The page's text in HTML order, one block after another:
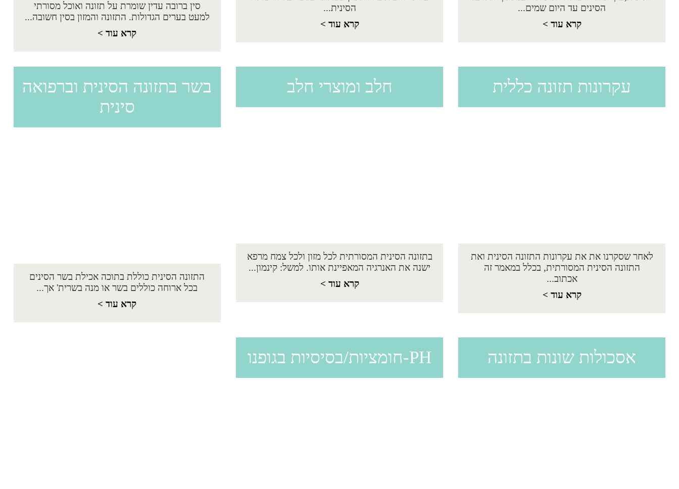
הסינים עד היום שמים...
קרא עוד >
הסינית...
קרא עוד >
סין ברובה עדין שומרת על תזונה ואוכל מסורתי
למעט בערים הגדולות. התזונה והמזון בסין חשובה...
קרא עוד >
עקרונות תזונה כללית
לאחר שסקרנו את את עקרונות התזונה הסינית ואת
התזונה הסינית המסורתית, בכלל במאמר זה
אכתוב...
קרא עוד >
חלב ומוצרי חלב
בתזונה הסינית המסורתית לכל מזון ולכל צמח מרפא
ישנה את האנרגיה המאפיינת אותו. למשל: קינמון...
קרא עוד >
בשר בתזונה הסינית וברפואה
סינית
התזונה הסינית כוללת בתוכה אכילת בשר הסינים
בכל ארוחה כוללים בשר או מנה בשרית' אך...
קרא עוד >
אסכולות שונות בתזונה PH-חומציות/בסיסיות בגופנו